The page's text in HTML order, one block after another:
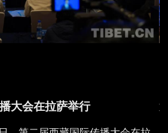
大会在拉萨举行